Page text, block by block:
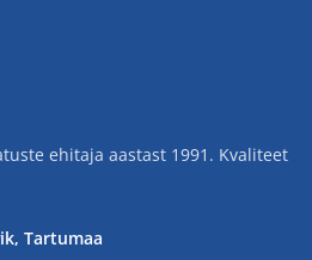
ehitaja aastast 1991. Kvaliteet
Tartumaa